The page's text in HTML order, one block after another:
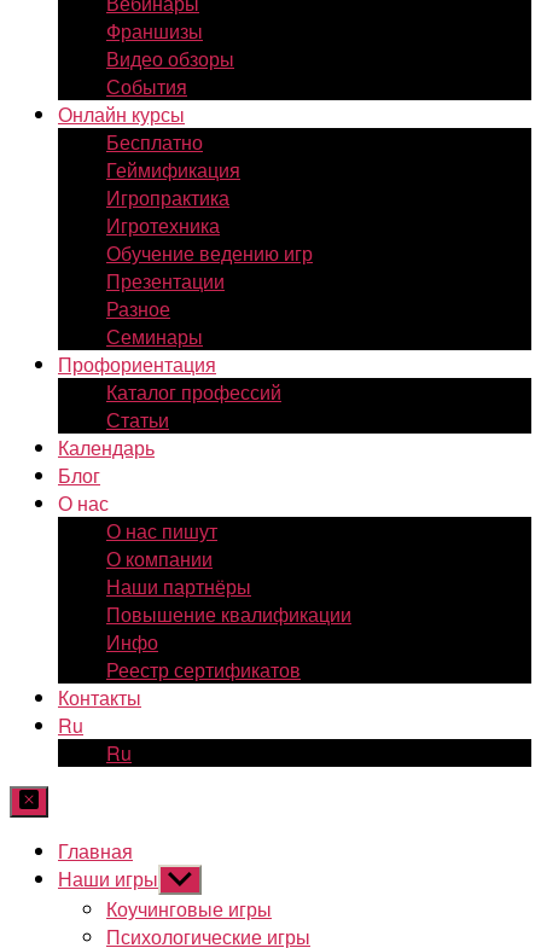
Франшизы
Видео обзоры
События
Онлайн курсы
Бесплатно
Геймификация
Игропрактика
Игротехника
Обучение ведению игр
Презентации
Разное
Семинары
Профориентация
Каталог профессий
Статьи
Календарь
Блог
О нас
О нас пишут
О компании
Наши партнёры
Повышение квалификации
Инфо
Реестр сертификатов
Контакты
Ru
Ru
Главная
Наши игры Показывать
подменю
Коучинговые игры
Психологические игры